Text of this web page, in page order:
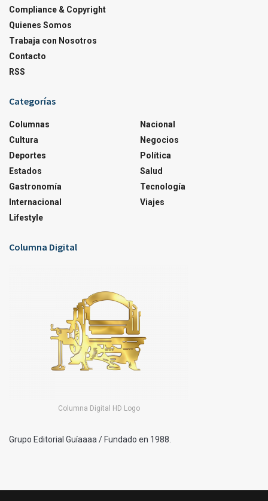
Compliance & Copyright
Quienes Somos
Trabaja con Nosotros
Contacto
RSS
Categorías
Columnas
Cultura
Deportes
Estados
Gastronomía
Internacional
Lifestyle
Nacional
Negocios
Política
Salud
Tecnología
Viajes
Columna Digital
Columna Digital HD Logo
Grupo Editorial Guíaaaa / Fundado en 1988.